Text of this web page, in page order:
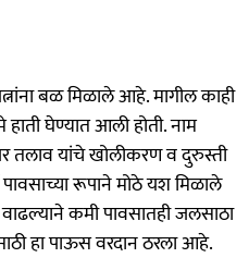
बळ मिळाले आहे. मागील काही
हाती घेण्यात आली होती. नाम
तलाव यांचे खोलीकरण व दुरुस्ती
रूपाने मोठे यश मिळाले
कमी पावसातही जलसाठा
हा पाऊस वरदान ठरला आहे.